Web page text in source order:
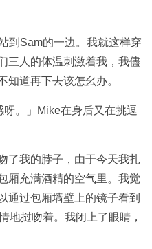
到Sam的一边。我就这样穿
三人的体温刺激着我，我儘
知道再下去该怎幺办。
呀。」Mike在身后又在挑逗
了我的脖子，由于今天我扎
厢充满酒精的空气里。我觉
通过包厢墙壁上的镜子看到
地挝吻着。我闭上了眼睛，